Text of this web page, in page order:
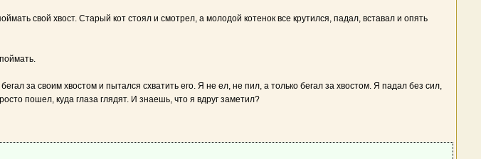
свой хвост. Старый кот стоял и смотрел, а молодой котенок все крутился, падал, вставал и опять
за своим хвостом и пытался схватить его. Я не ел, не пил, а только бегал за хвостом. Я падал без сил,
пошел, куда глаза глядят. И знаешь, что я вдруг заметил?